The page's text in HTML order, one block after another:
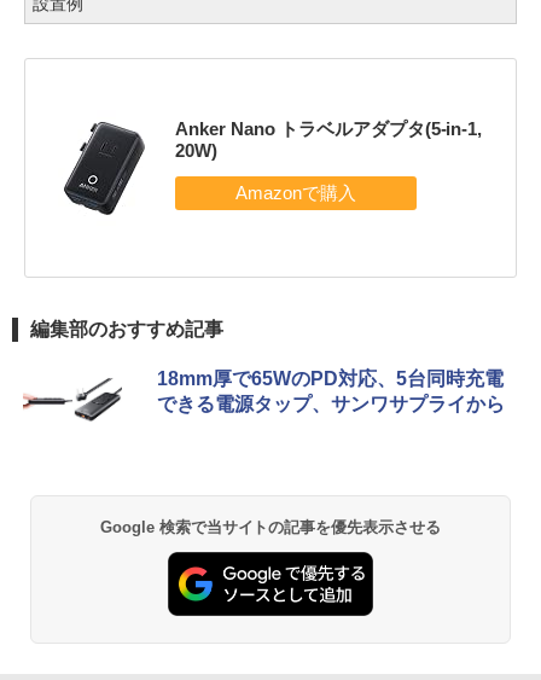
Anker Nano トラベルアダプタ(5-in-1,
20W)
編集部のおすすめ記事
18mm厚で65WのPD対応、5台同時充電
できる電源タップ、サンワサプライから
Google 検索で当サイトの記事を優先表示させる